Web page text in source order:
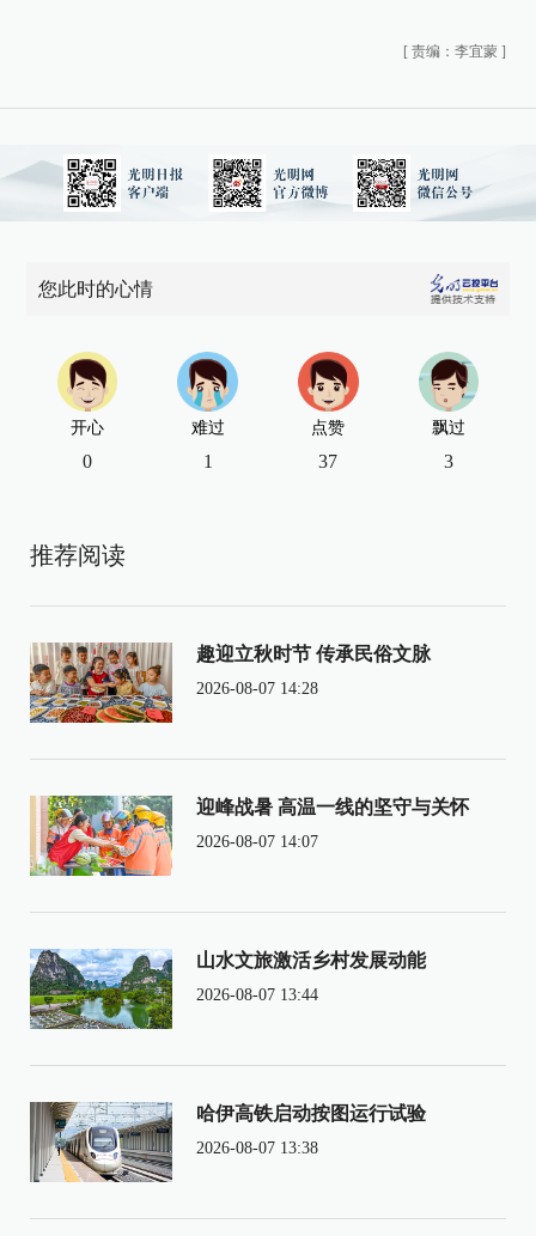
[ 责编：李宜蒙 ]
您此时的心情
开心
0
难过
1
点赞
37
飘过
3
推荐阅读
趣迎立秋时节 传承民俗文脉
2026-08-07 14:28
迎峰战暑 高温一线的坚守与关怀
2026-08-07 14:07
山水文旅激活乡村发展动能
2026-08-07 13:44
哈伊高铁启动按图运行试验
2026-08-07 13:38